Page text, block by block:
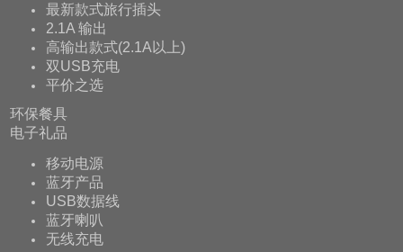
最新款式旅行插头
2.1A 输出
高输出款式(2.1A以上)
双USB充电
平价之选
环保餐具
电子礼品
移动电源
蓝牙产品
USB数据线
蓝牙喇叭
无线充电